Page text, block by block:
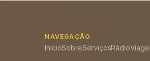
NAVEGAÇÃO
InícioSobreServiçosRádio